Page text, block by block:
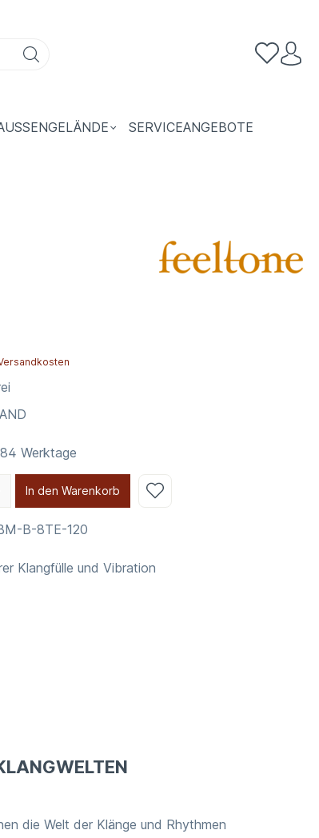
SERVICEANGEBOTE
Werktage
In den Warenkorb
B-8TE-120
Klangfülle und Vibration
die Welt der Klänge und Rhythmen